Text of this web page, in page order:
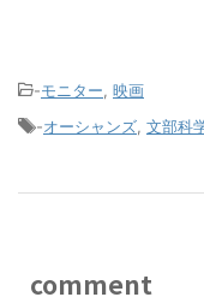
-モニター 映画
-オーシャンズ 文部科
comment